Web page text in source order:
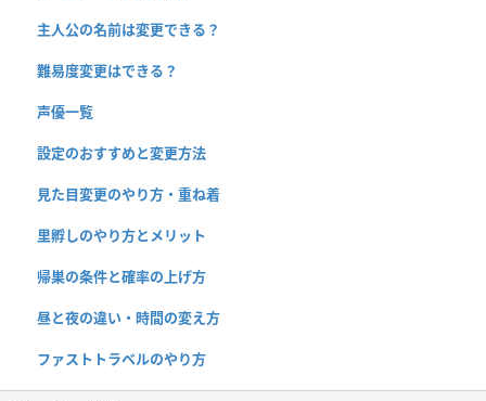
主人公の名前は変更できる？
難易度変更はできる？
声優一覧
設定のおすすめと変更方法
見た目変更のやり方・重ね着
里孵しのやり方とメリット
帰巣の条件と確率の上げ方
昼と夜の違い・時間の変え方
ファストトラベルのやり方